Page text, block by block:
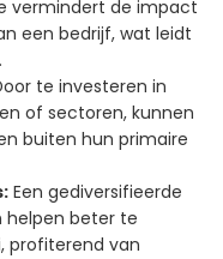
vermindert de impact
een bedrijf, wat leidt
te investeren in
of sectoren, kunnen
buiten hun primaire
Een gediversifieerde
helpen beter te
profiterend van